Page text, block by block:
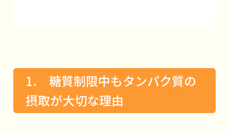
1. 糖質制限中もタンパク質の
摂取が大切な理由